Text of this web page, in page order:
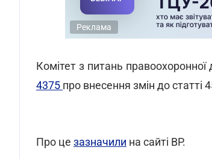
Реклама
Комітет з питань правоохоронної
4375 про внесення змін до статті
Про це зазначили на сайті ВР.